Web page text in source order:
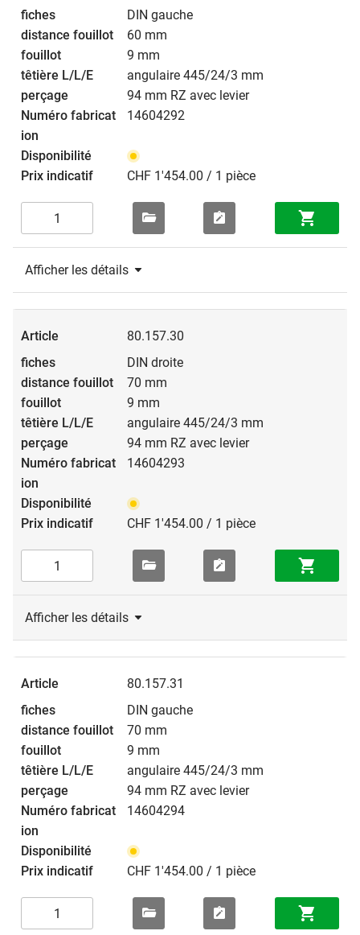
DIN gauche
60 mm
9 mm
angulaire 445/24/3 mm
94 mm RZ avec levier
14604292
CHF 1'454.00 / 1 pièce
Afficher les détails
80.157.30
DIN droite
70 mm
9 mm
angulaire 445/24/3 mm
94 mm RZ avec levier
14604293
CHF 1'454.00 / 1 pièce
Afficher les détails
80.157.31
DIN gauche
70 mm
9 mm
angulaire 445/24/3 mm
94 mm RZ avec levier
14604294
CHF 1'454.00 / 1 pièce